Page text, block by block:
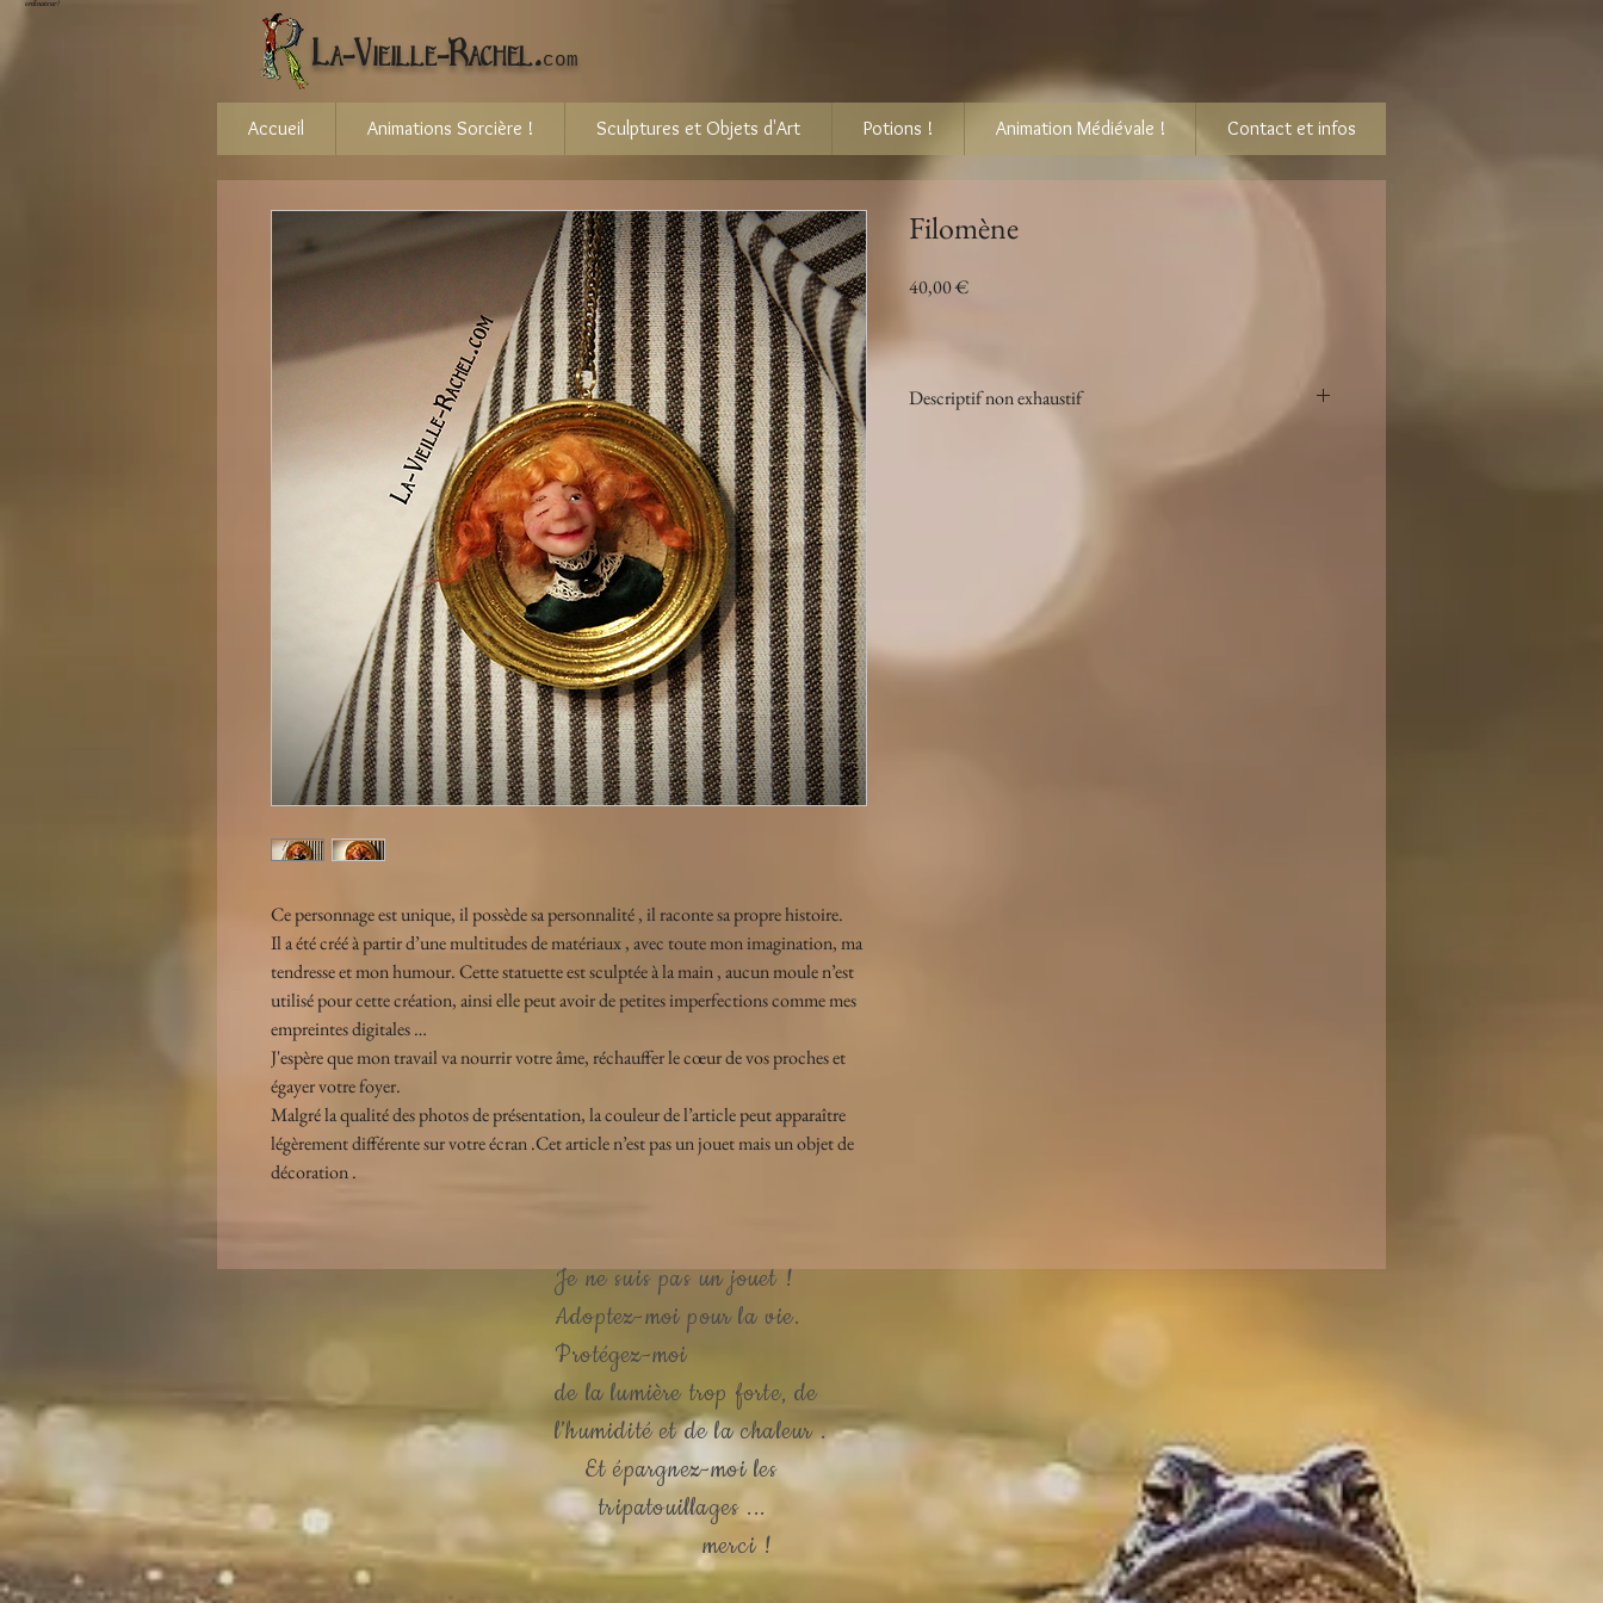
La-Vieille-Rachel.com
Accueil Animations Sorcière ! Sculptures et Objets d'Art Potions ! Animation Médiévale ! Contact et infos
Ce personnage est unique, il possède sa personnalité , il raconte sa propre histoire.
Il a été créé à partir d’une multitudes de matériaux , avec toute mon imagination, ma
tendresse et mon humour. Cette statuette est sculptée à la main , aucun moule n’est
utilisé pour cette création, ainsi elle peut avoir de petites imperfections comme mes
empreintes digitales …
J'espère que mon travail va nourrir votre âme, réchauffer le cœur de vos proches et
égayer votre foyer.
Malgré la qualité des photos de présentation, la couleur de l’article peut apparaître
légèrement différente sur votre écran .Cet article n’est pas un jouet mais un objet de
décoration .
Filomène
40,00 €Prix
Descriptif non exhaustif
Particularités : cadre doré à suspendre avec sa chaîne
Je ne suis pas un jouet !
Adoptez-moi pour la vie.
Protégez-moi
de la lumière trop forte, de
l’humidité et de la chaleur .
Et épargnez-moi les
tripatouillages ...
merci !
ordinateur !